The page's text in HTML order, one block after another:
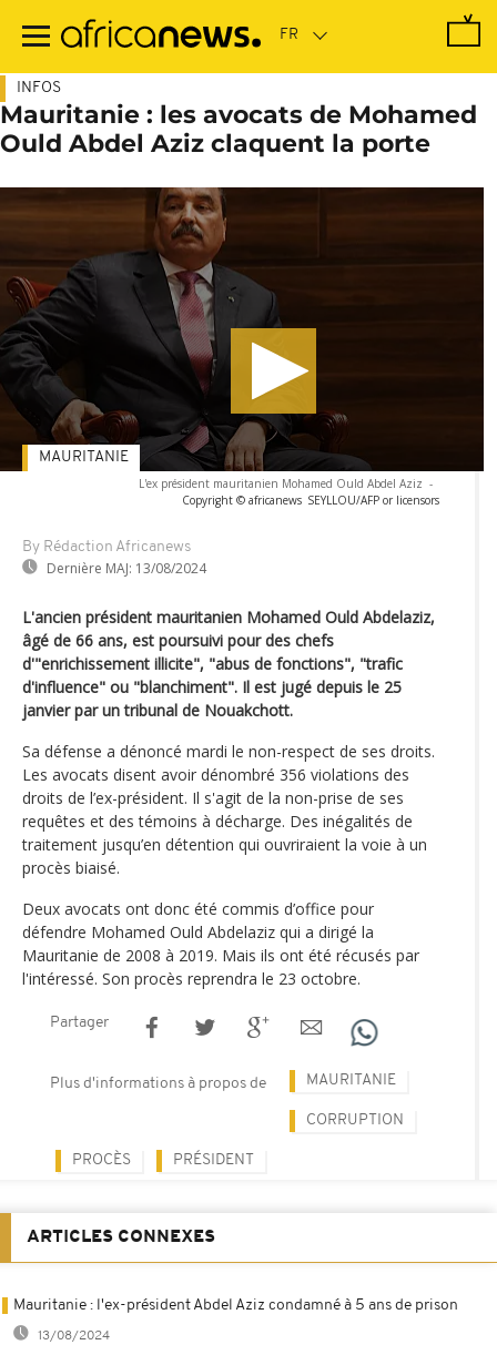
contenu
INFOS
Mauritanie : les avocats de Mohamed
Ould Abdel Aziz claquent la porte
L'ex président mauritanien Mohamed Ould Abdel Aziz -
Copyright © africanews SEYLLOU/AFP or licensors
By Rédaction Africanews
Dernière MAJ: 13/08/2024
MAURITANIE
L'ancien président mauritanien Mohamed Ould Abdelaziz,
âgé de 66 ans, est poursuivi pour des chefs
d'"enrichissement illicite", "abus de fonctions", "trafic
d'influence" ou "blanchiment". Il est jugé depuis le 25
janvier par un tribunal de Nouakchott.
Sa défense a dénoncé mardi le non-respect de ses droits.
Les avocats disent avoir dénombré 356 violations des
droits de l’ex-président. Il s'agit de la non-prise de ses
requêtes et des témoins à décharge. Des inégalités de
traitement jusqu’en détention qui ouvriraient la voie à un
procès biaisé.
Deux avocats ont donc été commis d’office pour
défendre Mohamed Ould Abdelaziz qui a dirigé la
Mauritanie de 2008 à 2019. Mais ils ont été récusés par
l'intéressé. Son procès reprendra le 23 octobre.
Partager
Plus d'informations à propos de MAURITANIE
CORRUPTION
PROCÈS PRÉSIDENT
ARTICLES CONNEXES
Mauritanie : l'ex-président Abdel Aziz condamné à 5 ans de prison
13/08/2024